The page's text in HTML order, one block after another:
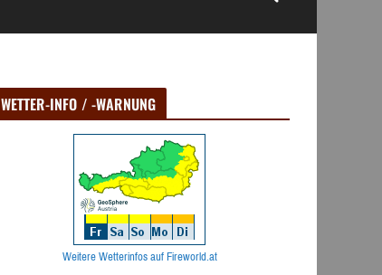
WETTER-INFO / -WARNUNG
Weitere Wetterinfos auf Fireworld.at